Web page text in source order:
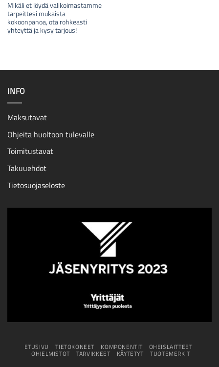
Mikäli et löydä valikoimastamme
tarpeittesi mukaista
kokoonpanoa, ota rohkeasti
yhteyttä ja kysy tarjous!
INFO
Maksutavat
Ohjeita huoltoon tulevalle
Toimitustavat
Takuuehdot
Tietosuojaseloste
ETUSIVU TIETOKONEET KOMPONENTIT OHEISLAITTEET
OHJELMISTOT TARVIKKEET KÄYTETYT TUOTEMERKIT